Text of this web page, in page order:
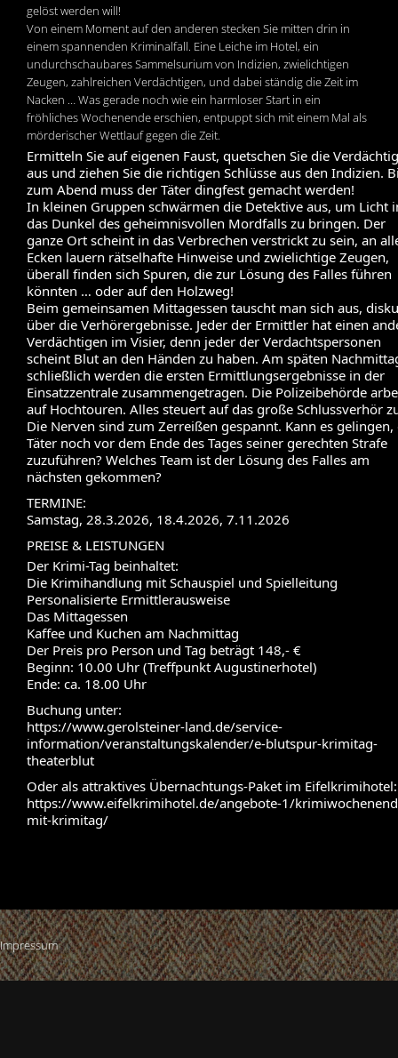
gelöst werden will!
Von einem Moment auf den anderen stecken Sie mitten drin in
einem spannenden Kriminalfall. Eine Leiche im Hotel, ein
undurchschaubares Sammelsurium von Indizien, zwielichtigen
Zeugen, zahlreichen Verdächtigen, und dabei ständig die Zeit im
Nacken … Was gerade noch wie ein harmloser Start in ein
fröhliches Wochenende erschien, entpuppt sich mit einem Mal als
mörderischer Wettlauf gegen die Zeit.
Ermitteln Sie auf eigenen Faust, quetschen Sie die
aus und ziehen Sie die richtigen Schlüsse aus den Indizien.
zum Abend muss der Täter dingfest gemacht werden!
In kleinen Gruppen schwärmen die Detektive aus, um Licht
das Dunkel des geheimnisvollen Mordfalls zu bringen. Der
ganze Ort scheint in das Verbrechen verstrickt zu sein, an
Ecken lauern rätselhafte Hinweise und zwielichtige Zeugen,
überall finden sich Spuren, die zur Lösung des Falles führen
könnten … oder auf den Holzweg!
Beim gemeinsamen Mittagessen tauscht man sich aus,
über die Verhörergebnisse. Jeder der Ermittler hat einen
Verdächtigen im Visier, denn jeder der Verdachtspersonen
scheint Blut an den Händen zu haben. Am späten
schließlich werden die ersten Ermittlungsergebnisse in der
Einsatzzentrale zusammengetragen. Die Polizeibehörde
auf Hochtouren. Alles steuert auf das große Schlussverhör
Die Nerven sind zum Zerreißen gespannt. Kann es gelingen,
Täter noch vor dem Ende des Tages seiner gerechten Strafe
zuzuführen? Welches Team ist der Lösung des Falles am
nächsten gekommen?
TERMINE:
Samstag, 28.3.2026, 18.4.2026, 7.11.2026
PREISE & LEISTUNGEN
Der Krimi-Tag beinhaltet:
Die Krimihandlung mit Schauspiel und Spielleitung
Personalisierte Ermittlerausweise
Das Mittagessen
Kaffee und Kuchen am Nachmittag
Der Preis pro Person und Tag beträgt 148,- €
Beginn: 10.00 Uhr (Treffpunkt Augustinerhotel)
Ende: ca. 18.00 Uhr
Buchung unter:
https://www.gerolsteiner-land.de/service-
information/veranstaltungskalender/e-blutspur-krimitag-
theaterblut
Oder als attraktives Übernachtungs-Paket im Eifelkrimihotel:
https://www.eifelkrimihotel.de/angebote-1/
mit-krimitag/
Impressum